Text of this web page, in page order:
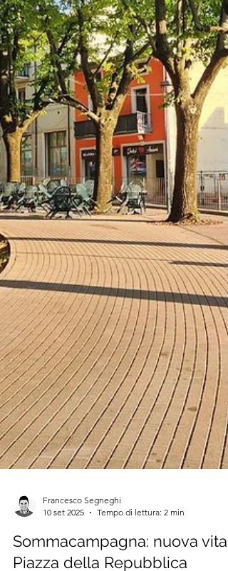
10 set 2025
Tempo di lettura: 2 min